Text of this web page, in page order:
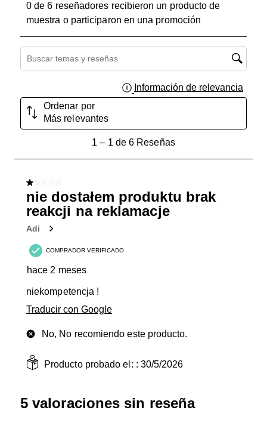
0 de 6 reseñadores recibieron un producto de
muestra o participaron en una promoción
Región de búsqueda de temas y reseñas
Información de relevancia
Ordenar por
Más relevantes
Reseñas.
1 – 1 de 6 Reseñas
1 de 5 estrellas.
nie dostałem produktu brak
reakcji na reklamacje
Adi
COMPRADOR VERIFICADO
hace 2 meses
niekompetencja !
Traducir con Google
No, No recomiendo este producto.
Producto probado el: : 30/5/2026
5 valoraciones sin reseña